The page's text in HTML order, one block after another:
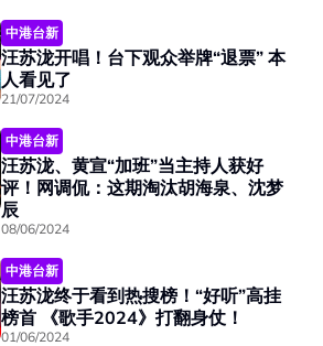
中港台新
汪苏泷开唱！台下观众举牌“退票” 本
人看见了
21/07/2024
中港台新
汪苏泷、黄宣“加班”当主持人获好
评！网调侃：这期淘汰胡海泉、沈梦
辰
08/06/2024
中港台新
汪苏泷终于看到热搜榜！“好听”高挂
榜首 《歌手2024》打翻身仗！
01/06/2024